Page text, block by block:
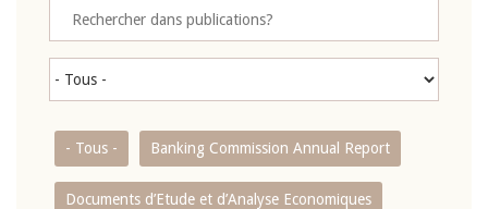
- Tous - Banking Commission Annual Report
Documents d’Etude et d’Analyse Economiques